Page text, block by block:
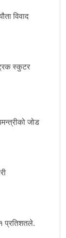
विवाद
स्कुटर
जोड
प्रतिशतले.